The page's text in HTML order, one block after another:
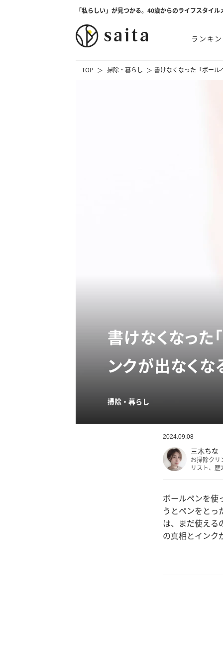
「私らしい」が見つかる。40歳からのライフスタイル
ランキ
TOP 掃除・暮らし 書けなくなった「ボール
書けなくなった
ンクが出なく
掃除・暮らし
2024.09.08
三木ちな
お掃除クリ
リスト、
ボールペンを使
うとペンをと
は、まだ使え
の真相とインク